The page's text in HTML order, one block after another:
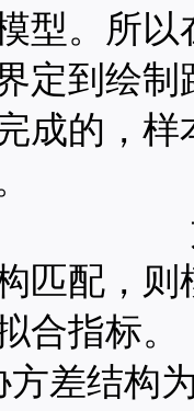
型。所
定到绘
成的，
匹配，
合指标。
方差结构